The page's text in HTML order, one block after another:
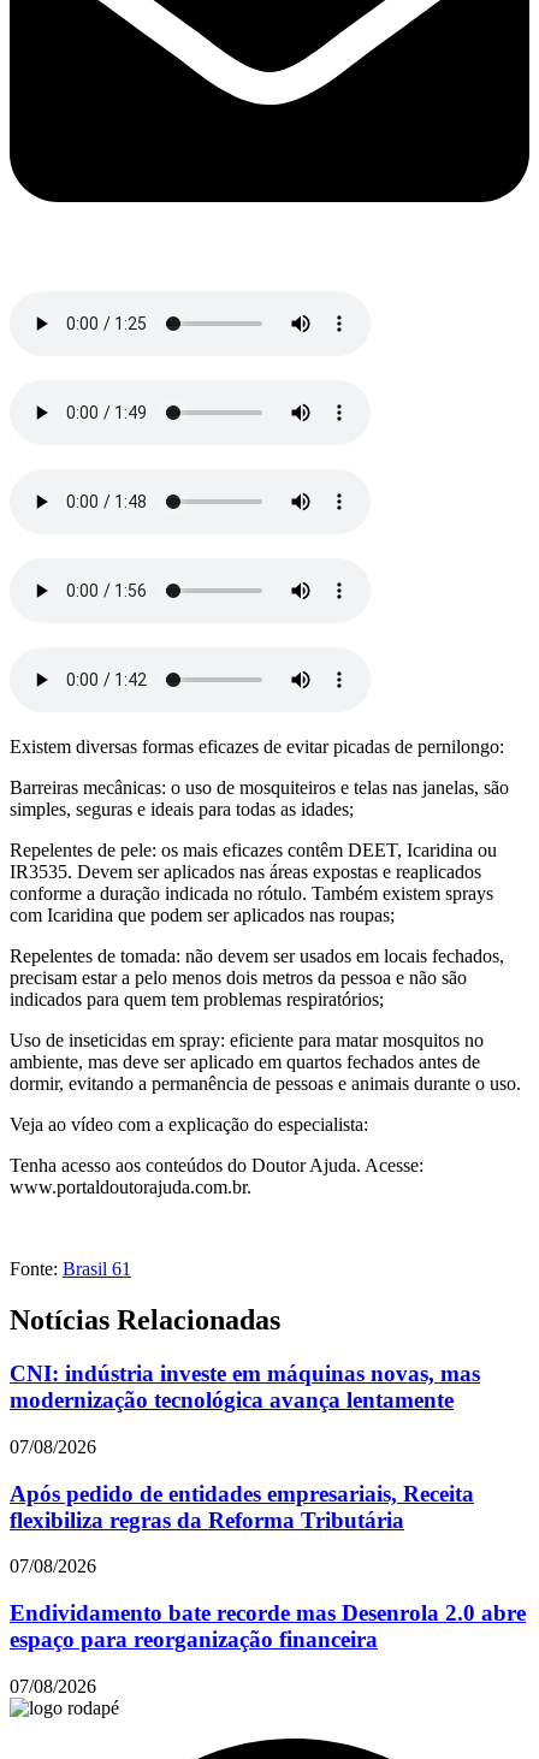
Existem diversas formas eficazes de evitar picadas de pernilongo:
Barreiras mecânicas: o uso de mosquiteiros e telas nas janelas, são
simples, seguras e ideais para todas as idades;
Repelentes de pele: os mais eficazes contêm DEET, Icaridina ou
IR3535. Devem ser aplicados nas áreas expostas e reaplicados
conforme a duração indicada no rótulo. Também existem sprays
com Icaridina que podem ser aplicados nas roupas;
Repelentes de tomada: não devem ser usados em locais fechados,
precisam estar a pelo menos dois metros da pessoa e não são
indicados para quem tem problemas respiratórios;
Uso de inseticidas em spray: eficiente para matar mosquitos no
ambiente, mas deve ser aplicado em quartos fechados antes de
dormir, evitando a permanência de pessoas e animais durante o uso.
Veja ao vídeo com a explicação do especialista:
Tenha acesso aos conteúdos do Doutor Ajuda. Acesse:
www.portaldoutorajuda.com.br.
Fonte: Brasil 61
Notícias Relacionadas
CNI: indústria investe em máquinas novas, mas
modernização tecnológica avança lentamente
07/08/2026
Após pedido de entidades empresariais, Receita
flexibiliza regras da Reforma Tributária
07/08/2026
Endividamento bate recorde mas Desenrola 2.0 abre
espaço para reorganização financeira
07/08/2026